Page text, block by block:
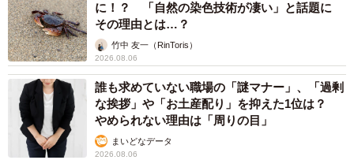
に！？ 「自然の染色技術が凄い」と話題に
その理由とは…？
竹中 友一（RinToris）
2026.08.06
誰も求めていない職場の「謎マナー」、「過剰
な挨拶」や「お土産配り」を抑えた1位は？
やめられない理由は「周りの目」
まいどなデータ
2026.08.06